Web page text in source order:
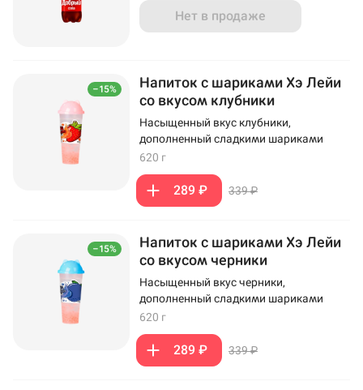
Нет в продаже
–15%
Напиток с шариками Хэ Лейи
со вкусом клубники
Насыщенный вкус клубники,
дополненный сладкими шариками
620 г
289 ₽ 339 ₽
–15%
Напиток с шариками Хэ Лейи
со вкусом черники
Насыщенный вкус черники,
дополненный сладкими шариками
620 г
289 ₽ 339 ₽